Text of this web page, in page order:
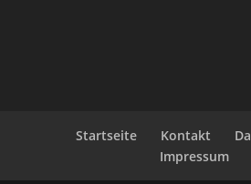
Startseite Kontakt
Impressum